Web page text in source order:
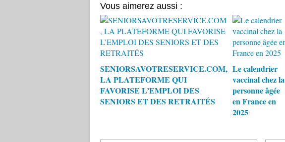
Vous aimerez aussi :
SENIORSAVOTRESERVICE.COM,
LA PLATEFORME QUI
FAVORISE L’EMPLOI DES
SENIORS ET DES RETRAITÉS
Le calendrier
vaccinal chez la
personne âgée
en France en
2025